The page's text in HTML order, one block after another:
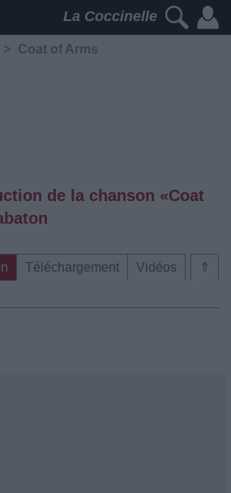
La Coccinelle
> Coat of Arms
de la chanson «Coat
⇑
Téléchargement
Vidéos